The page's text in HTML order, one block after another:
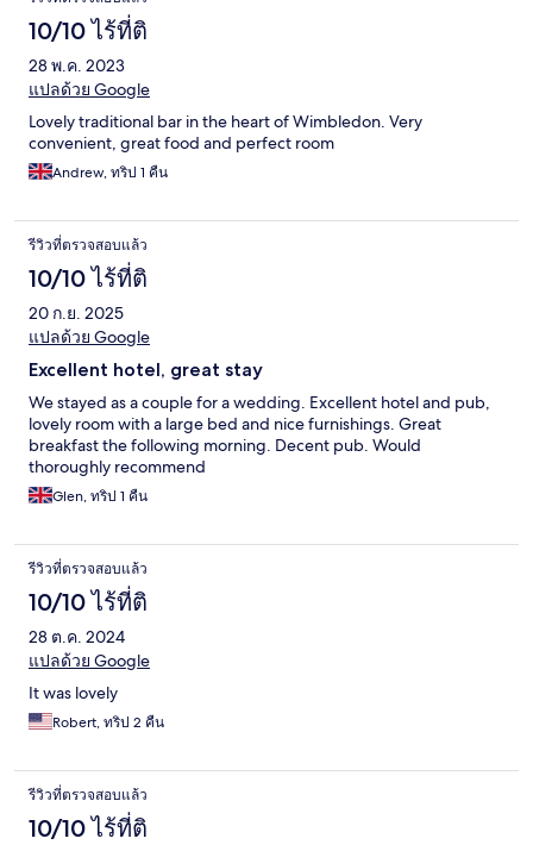
10/10 ไร้ที่ติ
28 พ.ค. 2023
แปลด้วย Google
Lovely traditional bar in the heart of Wimbledon. Very
convenient, great food and perfect room
Andrew, ทริป 1 คืน
รีวิวที่ตรวจสอบแล้ว
10/10 ไร้ที่ติ
20 ก.ย. 2025
แปลด้วย Google
Excellent hotel, great stay
We stayed as a couple for a wedding. Excellent hotel and pub,
lovely room with a large bed and nice furnishings. Great
breakfast the following morning. Decent pub. Would
thoroughly recommend
Glen, ทริป 1 คืน
รีวิวที่ตรวจสอบแล้ว
10/10 ไร้ที่ติ
28 ต.ค. 2024
แปลด้วย Google
It was lovely
Robert, ทริป 2 คืน
รีวิวที่ตรวจสอบแล้ว
10/10 ไร้ที่ติ